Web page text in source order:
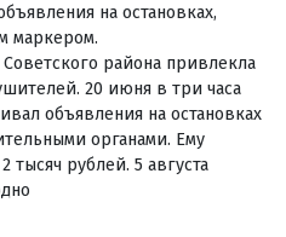
на остановках,
маркером.
района привлекла
20 июня в три часа
объявления на остановках
органами. Ему
рублей. 5 августа